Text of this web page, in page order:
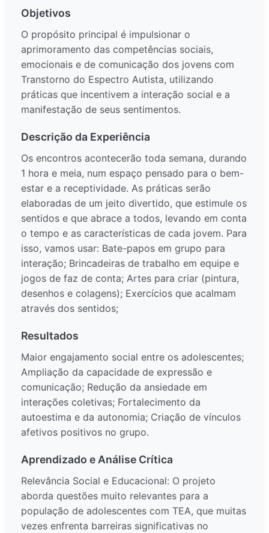
Objetivos
O propósito principal é impulsionar o
aprimoramento das competências sociais,
emocionais e de comunicação dos jovens com
Transtorno do Espectro Autista, utilizando
práticas que incentivem a interação social e a
manifestação de seus sentimentos.
Descrição da Experiência
Os encontros acontecerão toda semana, durando
1 hora e meia, num espaço pensado para o bem-
estar e a receptividade. As práticas serão
elaboradas de um jeito divertido, que estimule os
sentidos e que abrace a todos, levando em conta
o tempo e as características de cada jovem. Para
isso, vamos usar: Bate-papos em grupo para
interação; Brincadeiras de trabalho em equipe e
jogos de faz de conta; Artes para criar (pintura,
desenhos e colagens); Exercícios que acalmam
através dos sentidos;
Resultados
Maior engajamento social entre os adolescentes;
Ampliação da capacidade de expressão e
comunicação; Redução da ansiedade em
interações coletivas; Fortalecimento da
autoestima e da autonomia; Criação de vínculos
afetivos positivos no grupo.
Aprendizado e Análise Crítica
Relevância Social e Educacional: O projeto
aborda questões muito relevantes para a
população de adolescentes com TEA, que muitas
vezes enfrenta barreiras significativas no